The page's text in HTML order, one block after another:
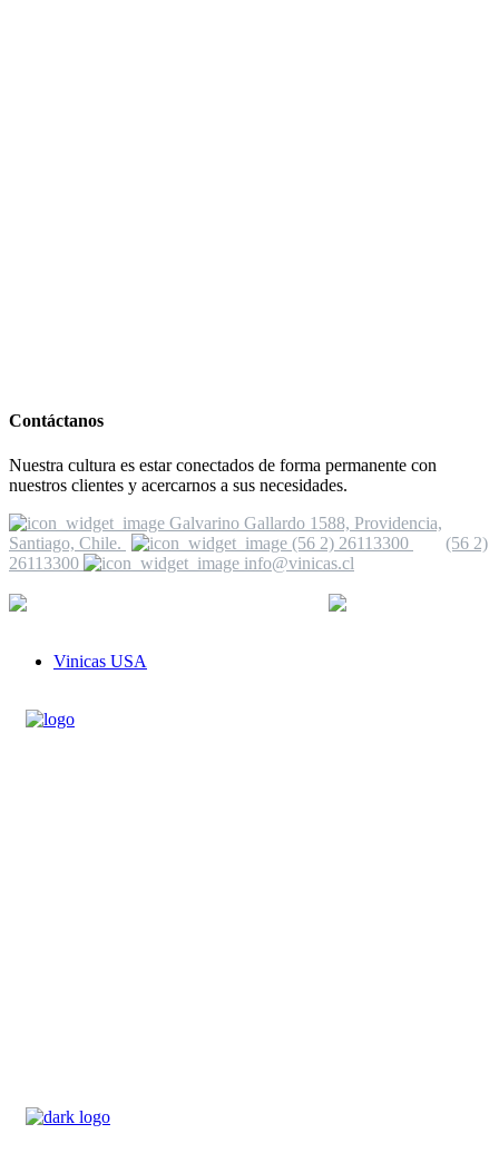
Contáctanos
Nuestra cultura es estar conectados de forma permanente con
nuestros clientes y acercarnos a sus necesidades.
Galvarino Gallardo 1588, Providencia,
Santiago, Chile.
(56 2) 26113300
(56 2)
26113300
info@vinicas.cl
Vinicas USA